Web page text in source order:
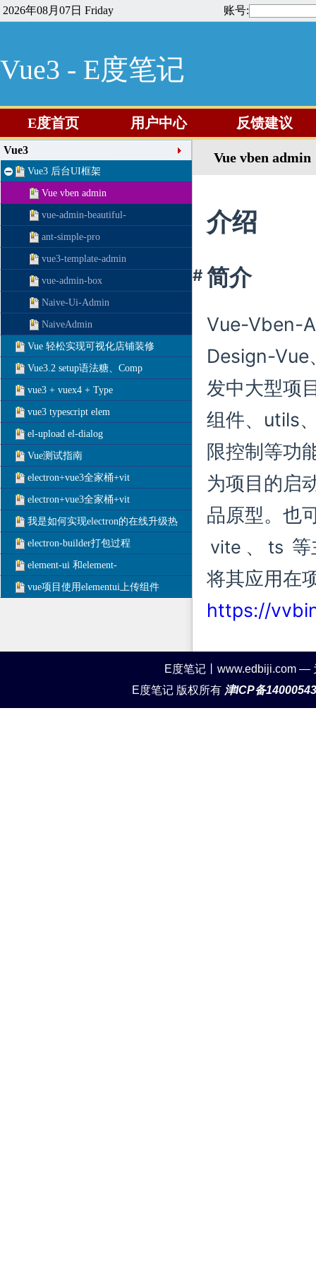
2026年08月07日 Friday 账号:
Vue3 - E度笔记
E度首页 用户中心 反馈建议
Vue3
Vue3 后台UI框架
Vue vben admin
vue-admin-beautiful-
ant-simple-pro
vue3-template-admin
vue-admin-box
Naive-Ui-Admin
NaiveAdmin
Vue 轻松实现可视化店铺装修
Vue3.2 setup语法糖、Comp
vue3 + vuex4 + Type
vue3 typescript elem
el-upload el-dialog
Vue测试指南
electron+vue3全家桶+vit
electron+vue3全家桶+vit
我是如何实现electron的在线升级热
electron-builder打包过程
element-ui 和element-
vue项目使用elementui上传组件
Vue vben admin
介绍
# 简介
Vue-Vben-
Design-Vue
发中大型项
组件、utils
限控制等功
为项目的启
品原型。也
vite 、 ts
将其应用在
https://
E度笔记丨www.edbiji.com
E度笔记 版权所有 津ICP备